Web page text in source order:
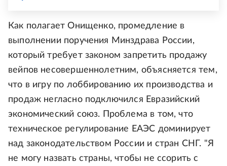
Как полагает Онищенко, промедление в
выполнении поручения Минздрава России,
который требует законом запретить продажу
вейпов несовершеннолетним, объясняется тем,
что в игру по лоббированию их производства и
продаж негласно подключился Евразийский
экономический союз. Проблема в том, что
техническое регулирование ЕАЭС доминирует
над законодательством России и стран СНГ. "Я
не могу назвать страны, чтобы не ссорить с